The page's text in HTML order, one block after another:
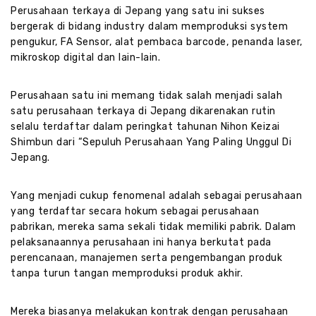
Perusahaan terkaya di Jepang yang satu ini sukses
bergerak di bidang industry dalam memproduksi system
pengukur, FA Sensor, alat pembaca barcode, penanda laser,
mikroskop digital dan lain-lain.
Perusahaan satu ini memang tidak salah menjadi salah
satu perusahaan terkaya di Jepang dikarenakan rutin
selalu terdaftar dalam peringkat tahunan Nihon Keizai
Shimbun dari “Sepuluh Perusahaan Yang Paling Unggul Di
Jepang.
Yang menjadi cukup fenomenal adalah sebagai perusahaan
yang terdaftar secara hokum sebagai perusahaan
pabrikan, mereka sama sekali tidak memiliki pabrik. Dalam
pelaksanaannya perusahaan ini hanya berkutat pada
perencanaan, manajemen serta pengembangan produk
tanpa turun tangan memproduksi produk akhir.
Mereka biasanya melakukan kontrak dengan perusahaan